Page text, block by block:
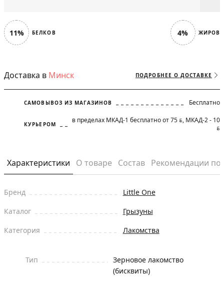
11% БЕЛКОВ 4% ЖИРОВ
Доставка в Минск ПОДРОБНЕЕ О ДОСТАВКЕ
САМОВЫВОЗ ИЗ МАГАЗИНОВ Бесплатно
КУРЬЕРОМ в пределах МКАД-1 бесплатно от 75 BYN, МКАД-2 - 10
BYN
Характеристики О товаре Состав Рекомендации
Бренд
Little One
Каталог
Грызуны
Категория
Лакомства
Тип
Зерновое лакомство
(бисквиты)